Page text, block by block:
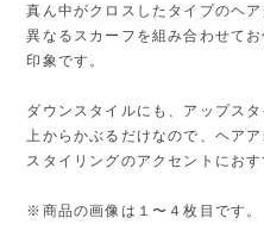
真ん中がクロスしたタイプのヘア
異なるスカーフを組み合わせて
印象です。
ダウンスタイルにも、アップスタ
上からかぶるだけなので、ヘア
スタイリングのアクセントにお
※商品の画像は１〜４枚目です。